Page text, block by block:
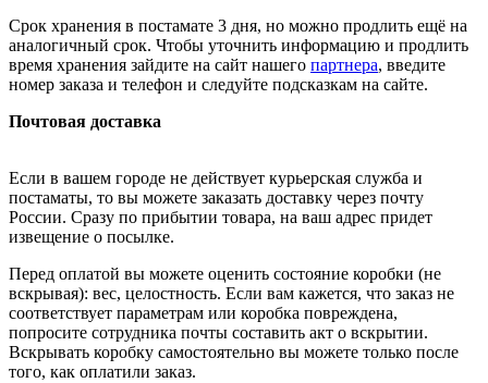
Срок хранения в постамате 3 дня, но можно продлить ещё на
аналогичный срок. Чтобы уточнить информацию и продлить
время хранения зайдите на сайт нашего партнера, введите
номер заказа и телефон и следуйте подсказкам на сайте.
Почтовая доставка
Если в вашем городе не действует курьерская служба и
постаматы, то вы можете заказать доставку через почту
России. Сразу по прибытии товара, на ваш адрес придет
извещение о посылке.
Перед оплатой вы можете оценить состояние коробки (не
вскрывая): вес, целостность. Если вам кажется, что заказ не
соответствует параметрам или коробка повреждена,
попросите сотрудника почты составить акт о вскрытии.
Вскрывать коробку самостоятельно вы можете только после
того, как оплатили заказ.